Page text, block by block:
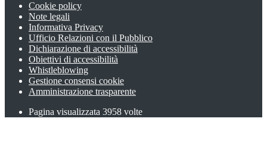
Cookie policy
Note legali
Informativa Privacy
Ufficio Relazioni con il Pubblico
Dichiarazione di accessibilità
Obiettivi di accessibilità
Whistleblowing
Gestione consensi cookie
Amministrazione trasparente
Pagina visualizzata 3958 volte